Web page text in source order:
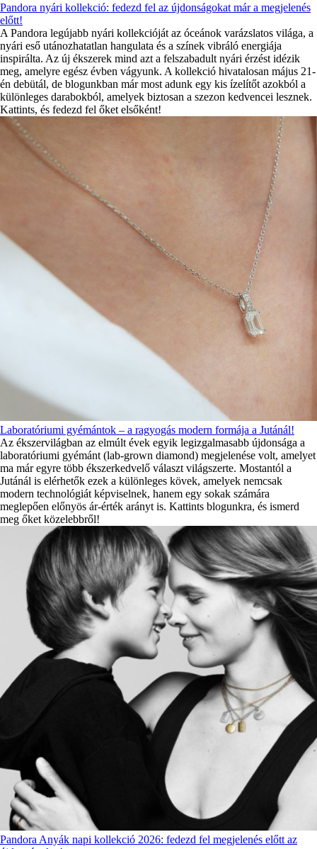
Pandora nyári kollekció: fedezd fel az újdonságokat már a megjelenés
előtt!
A Pandora legújabb nyári kollekcióját az óceánok varázslatos világa, a
nyári eső utánozhatatlan hangulata és a színek vibráló energiája
inspirálta. Az új ékszerek mind azt a felszabadult nyári érzést idézik
meg, amelyre egész évben vágyunk. A kollekció hivatalosan május 21-
én debütál, de blogunkban már most adunk egy kis ízelítőt azokból a
különleges darabokból, amelyek biztosan a szezon kedvencei lesznek.
Kattints, és fedezd fel őket elsőként!
Laboratóriumi gyémántok – a ragyogás modern formája a Jutánál!
Az ékszervilágban az elmúlt évek egyik legizgalmasabb újdonsága a
laboratóriumi gyémánt (lab-grown diamond) megjelenése volt, amelyet
ma már egyre több ékszerkedvelő választ világszerte. Mostantól a
Jutánál is elérhetők ezek a különleges kövek, amelyek nemcsak
modern technológiát képviselnek, hanem egy sokak számára
meglepően előnyös ár-érték arányt is. Kattints blogunkra, és ismerd
meg őket közelebbről!
Pandora Anyák napi kollekció 2026: fedezd fel megjelenés előtt az